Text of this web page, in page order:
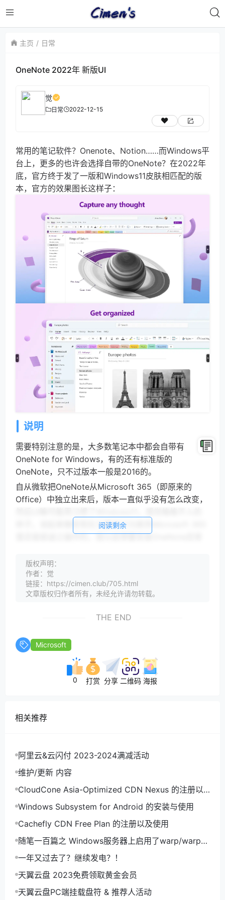
主页 日常
OneNote 2022年 新版UI
觉
日常 2022-12-15
常用的笔记软件？Onenote、Notion……而Windows平
台上，更多的也许会选择自带的OneNote？在2022年
底，官方终于发了一版和Windows11皮肤相匹配的版
本，官方的效果图长这样子：
说明
需要特别注意的是，大多数笔记本中都会自带有
OneNote for Windows，有的还有标准版的
OneNote，只不过版本一般是2016的。
自从微软把OneNote从Microsoft 365（即原来的
Office）中独立出来后，版本一直似乎没有怎么改变，
样子。说起来微软现在又要将它归类到Microsoft 365
里还是挺谜之操作的，按以前想要安装OneNote还得
Microsoft 365套件，就能自动化安装、升级。
正确的食用方式：
需要有Microsoft 365订阅
预览体验计划”来获取最新的更新版本信息
再次更新！
新的UI看起来舒服多了，比起2016版本的UI。也很贴
Windows则可以扔掉了，虽然轻量，但一些功能似乎
阅读剩余
版权声明：
作者：觉
链接：https://cimen.club/705.html
文章版权归作者所有，未经允许请勿转载。
THE END
Microsoft
0 打赏 分享 二维码 海报
相关推荐
阿里云&云闪付 2023-2024满减活动
维护/更新 内容
CloudCone Asia-Optimized CDN Nexus 的注册以
及使用
Windows Subsystem for Android 的安装与使用
Cachefly CDN Free Plan 的注册以及使用
随笔一百篇之 Windows服务器上启用了warp/warp+
导致外部网络无法通过RDP远程连接
一年又过去了？继续发电？！
天翼云盘 2023免费领取黄金会员
天翼云盘PC端挂载盘符 & 推荐人活动